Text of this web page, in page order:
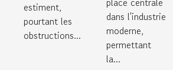
?
estiment,
pourtant les
obstructions...
?
dans l'industrie
moderne,
permettant
la...